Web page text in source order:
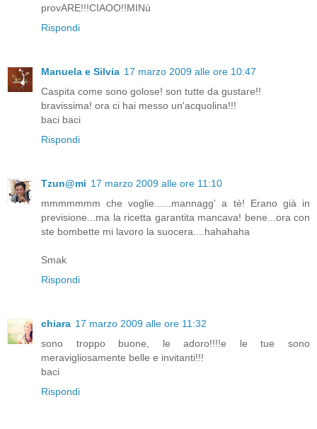
provARE!!!CIAOO!!MINù
Rispondi
Manuela e Silvia 17 marzo 2009 alle ore 10:47
Caspita come sono golose! son tutte da gustare!!
bravissima! ora ci hai messo un'acquolina!!!
baci baci
Rispondi
Tzun@mi 17 marzo 2009 alle ore 11:10
mmmmmmm che voglie......mannagg' a tè! Erano già in
previsione...ma la ricetta garantita mancava! bene...ora con
ste bombette mi lavoro la suocera....hahahaha
Smak
Rispondi
chiara 17 marzo 2009 alle ore 11:32
sono troppo buone, le adoro!!!!e le tue sono
meravigliosamente belle e invitanti!!!
baci
Rispondi